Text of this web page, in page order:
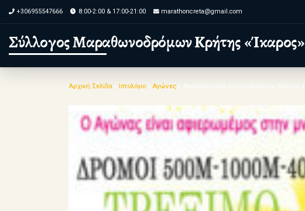
Skip to content
+306955547666 8:00-2:00 & 17:00-21:00 marathoncreta@gmail.com
Σύλλογος Μαραθωνοδρόμων Κρήτης «Ίκαρος»
Αρχική Σελίδα Ιστολόγιο Αγώνες